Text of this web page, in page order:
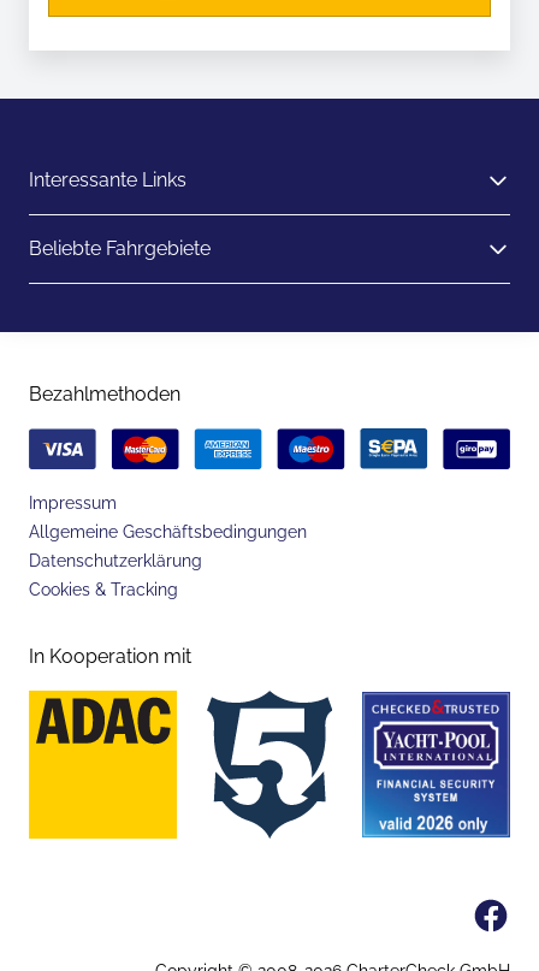
Interessante Links
Beliebte Fahrgebiete
Bezahlmethoden
Impressum
Allgemeine Geschäftsbedingungen
Datenschutzerklärung
Cookies & Tracking
In Kooperation mit